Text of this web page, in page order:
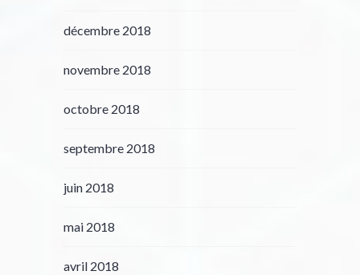
décembre 2018
novembre 2018
octobre 2018
septembre 2018
juin 2018
mai 2018
avril 2018